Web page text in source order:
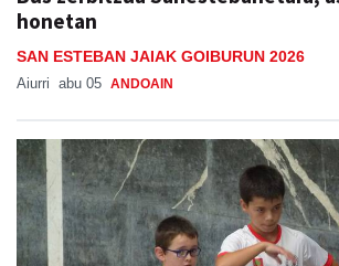
honetan
SAN ESTEBAN JAIAK GOIBURUN 2026
Aiurri abu 05 ANDOAIN